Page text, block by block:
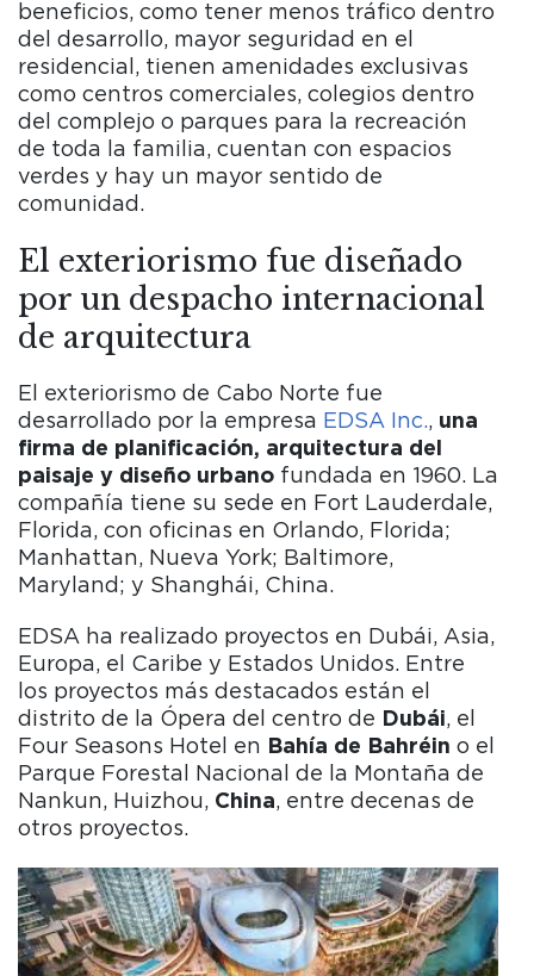
beneficios, como tener menos tráfico dentro
del desarrollo, mayor seguridad en el
residencial, tienen amenidades exclusivas
como centros comerciales, colegios dentro
del complejo o parques para la recreación
de toda la familia, cuentan con espacios
verdes y hay un mayor sentido de
comunidad.
El exteriorismo fue diseñado
por un despacho internacional
de arquitectura
El exteriorismo de Cabo Norte fue
desarrollado por la empresa EDSA Inc., una
firma de planificación, arquitectura del
paisaje y diseño urbano fundada en 1960. La
compañía tiene su sede en Fort Lauderdale,
Florida, con oficinas en Orlando, Florida;
Manhattan, Nueva York; Baltimore,
Maryland; y Shanghái, China.
EDSA ha realizado proyectos en Dubái, Asia,
Europa, el Caribe y Estados Unidos. Entre
los proyectos más destacados están el
distrito de la Ópera del centro de Dubái, el
Four Seasons Hotel en Bahía de Bahréin o el
Parque Forestal Nacional de la Montaña de
Nankun, Huizhou, China, entre decenas de
otros proyectos.